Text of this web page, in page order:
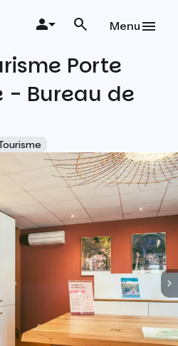
Menu
Porte
- Bureau de